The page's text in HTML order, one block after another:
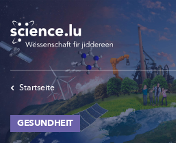
Skip
main
content
Startseite
GESUNDHEIT